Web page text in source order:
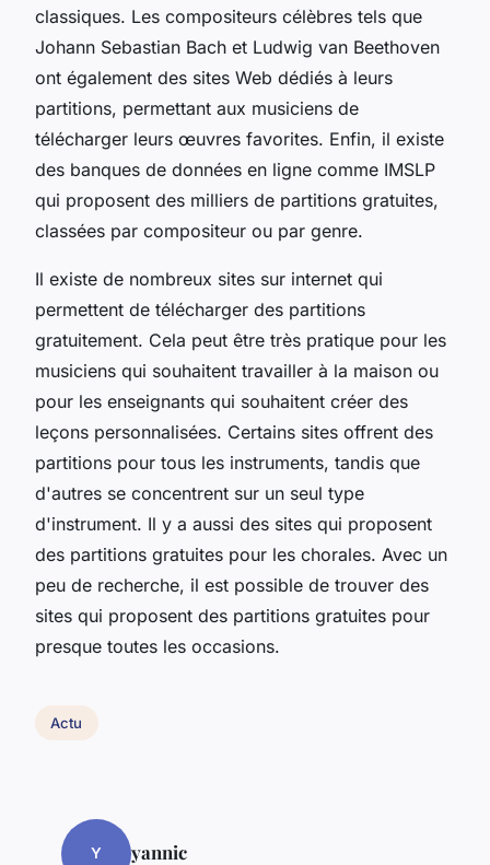
classiques. Les compositeurs célèbres tels que
Johann Sebastian Bach et Ludwig van Beethoven
ont également des sites Web dédiés à leurs
partitions, permettant aux musiciens de
télécharger leurs œuvres favorites. Enfin, il existe
des banques de données en ligne comme IMSLP
qui proposent des milliers de partitions gratuites,
classées par compositeur ou par genre.
Il existe de nombreux sites sur internet qui
permettent de télécharger des partitions
gratuitement. Cela peut être très pratique pour les
musiciens qui souhaitent travailler à la maison ou
pour les enseignants qui souhaitent créer des
leçons personnalisées. Certains sites offrent des
partitions pour tous les instruments, tandis que
d'autres se concentrent sur un seul type
d'instrument. Il y a aussi des sites qui proposent
des partitions gratuites pour les chorales. Avec un
peu de recherche, il est possible de trouver des
sites qui proposent des partitions gratuites pour
presque toutes les occasions.
Actu
Y yannic